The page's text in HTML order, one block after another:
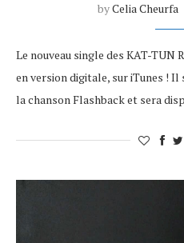
byCelia Cheurfa
Le nouveau single des KAT-TUN
en version digitale, sur iTunes !
la chanson Flashback et sera